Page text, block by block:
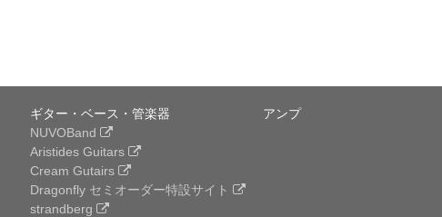
ギター・ベース・管楽器
NUVOBand
Aristides Guitars
Cream Gutairs
Dragonfly セミオーダー特設サイト
strandberg
アンプ